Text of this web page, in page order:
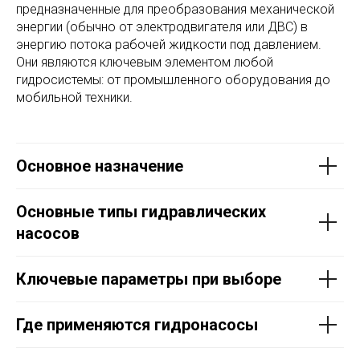
предназначенные для преобразования механической
энергии (обычно от электродвигателя или ДВС) в
энергию потока рабочей жидкости под давлением.
Они являются ключевым элементом любой
гидросистемы: от промышленного оборудования до
мобильной техники.
Основное назначение
Основные типы гидравлических
насосов
Ключевые параметры при выборе
Где применяются гидронасосы